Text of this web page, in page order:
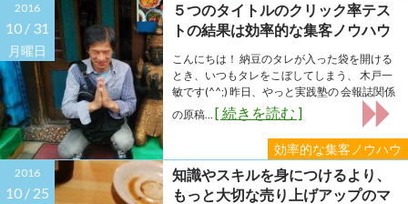
2016
10 / 31
月曜日
効率的な集客ノウハウ
５つのタイトルのクリック率テス
トの結果は効率的な集客ノウハウ
につながります。
こんにちは！ 納豆のタレが入った袋を開ける
とき、いつもタレをこぼしてしまう、 木戸一
敏です(^^;) 昨日、やっと実践塾の 会報誌関係
の原稿... [ 続きを読む ]
2016
10 / 25
知識やスキルを身につけるより、
もっと大切な売り上げアップのマ